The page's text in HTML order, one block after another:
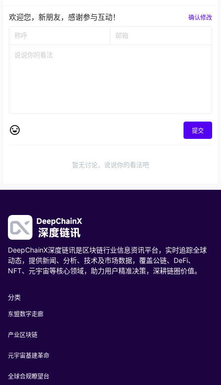
欢迎您，新朋友，感谢参与互动！ 确认修改
提交
暂无讨论，说说你的看法吧
DeepChainX深度链讯是区块链行业信息资讯平台，实时追踪全球
动态，提供新闻、分析、技术及市场数据，覆盖公链、DeFi、
NFT、元宇宙等核心领域，助力用户精准决策，深耕链圈价值。
分类
东盟数字走廊
产业区块链
元宇宙基建革命
全球合规瞭望台